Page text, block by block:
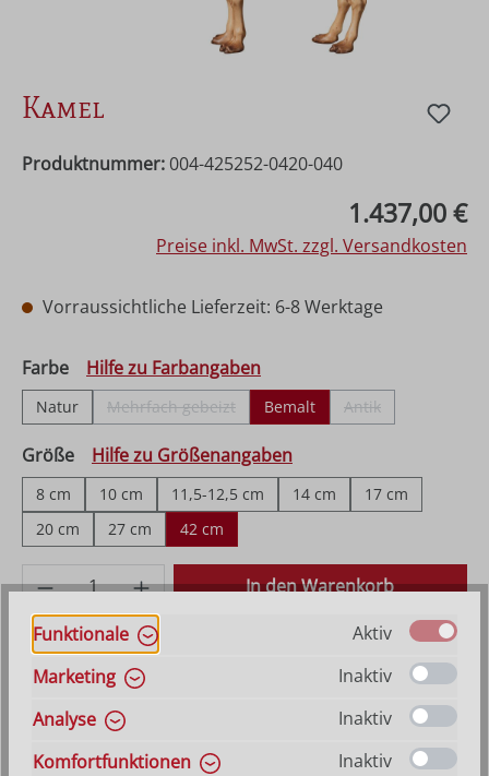
Kamel
Produktnummer: 004-425252-0420-040
1.437,00 €
Preise inkl. MwSt. zzgl. Versandkosten
Vorraussichtliche Lieferzeit: 6-8 Werktage
Farbeauswählen
Hilfe zu Farbangaben
Natur Mehrfach gebeizt
(Diese Option ist zurzeit nicht verfügbar.)
Bemalt Antik
(Diese Option ist
Größeauswählen
Hilfe zu Größenangaben
8 cm 10 cm 11,5-12,5 cm 14 cm
17 cm
20 cm
27 cm 42 cm
Produkt Anzahl: Gib den gewünschten
In den Warenkorb
VERSANDKOSTENFREI (DE)
Funktionale
Aktiv
Marketing
Inaktiv
Analyse
Inaktiv
Komfortfunktionen
Inaktiv